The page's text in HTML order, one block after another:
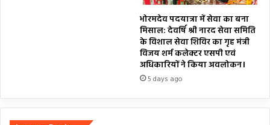
भोरमदेव पदयात्रा में सेवा का बना
मिसाल: देवर्षि श्री नारद सेवा समिति
के विशाल सेवा शिविर का गृह मंत्री
विजय शर्म कलेक्टर एसपी एवं
अधिकारियों ने किया अवलोकन।
5 days ago